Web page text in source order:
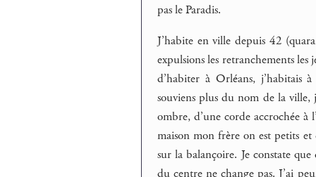
pas le Paradis.
J’habite en ville depuis 42
expulsions les retranchements
d’habiter à Orléans, j’habitais
souviens plus du nom de la
ombre, d’une corde accrochée à
maison mon frère on est petits
sur la balançoire. Je constate
du centre ne change pas. J’ai